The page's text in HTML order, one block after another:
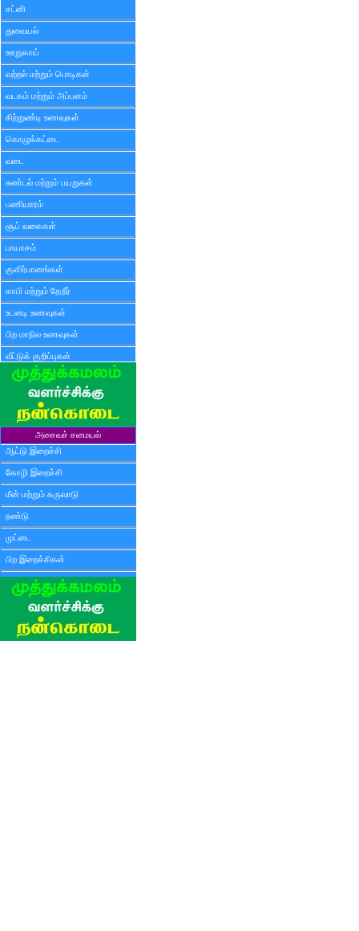
சட்னி
துவையல்
ஊறுகாய்
வற்றல் மற்றும் பொடிகள்
வடகம் மற்றும் அப்பளம்
சிற்றுண்டி உணவுகள்
கொழுக்கட்டை
வடை
சுண்டல் மற்றும் பயறுகள்
பணியாரம்
சூப் வகைகள்
பாயாசம்
குளிர்பானங்கள்
காபி மற்றும் தேநீர்
உடனடி உணவுகள்
பிற மாநில உணவுகள்
வீட்டுக் குறிப்புகள்
அசைவச் சமையல்
ஆட்டு இறைச்சி
கோழி இறைச்சி
மீன் மற்றும் கருவாடு
நண்டு
முட்டை
பிற இறைச்சிகள்